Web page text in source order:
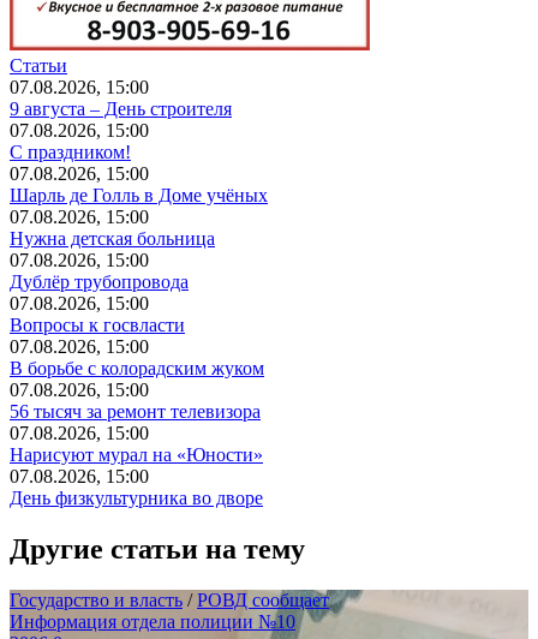
Статьи
07.08.2026, 15:00
9 августа – День строителя
07.08.2026, 15:00
С праздником!
07.08.2026, 15:00
Шарль де Голль в Доме учёных
07.08.2026, 15:00
Нужна детская больница
07.08.2026, 15:00
Дублёр трубопровода
07.08.2026, 15:00
Вопросы к госвласти
07.08.2026, 15:00
В борьбе с колорадским жуком
07.08.2026, 15:00
56 тысяч за ремонт телевизора
07.08.2026, 15:00
Нарисуют мурал на «Юности»
07.08.2026, 15:00
День физкультурника во дворе
Другие статьи на тему
Государство и власть /РОВД сообщает
Информация отдела полиции №10